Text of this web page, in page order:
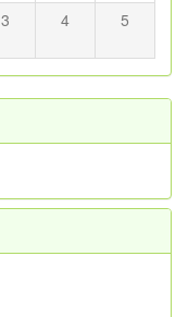
3 4 5